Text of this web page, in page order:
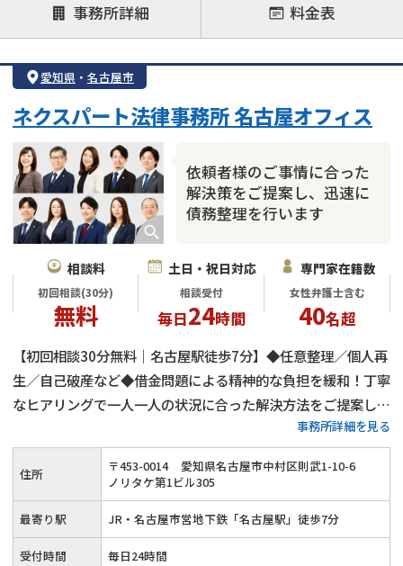
借金返済相談・交渉
自己破産
任意整理
個人再生
会社破産・法人破産
住宅ローン
消費者金融・サラ金
カードローン
事務所詳細 料金表
愛知県 ・ 名古屋市
依頼者様のご事情に合った
解決策をご提案し、迅速に
債務整理を行います
ネクスパート法律事務所 名古屋オフィス
相談料
初回相談(30分)
無料
土日・祝日対応
相談受付
毎日24時間
専門家在籍数
女性弁護士含む
40名超
【初回相談30分無料｜名古屋駅徒歩7分】◆任意整理／個人再
生／自己破産など◆借金問題による精神的な負担を緩和！丁寧
なヒアリングで一人一人の状況に合った解決方法をご提案しま
す◎ご事情によって弁護士費用の分割も可能！借金でお悩みの
方はお気軽にご相談ください≪夜間・土日祝のご相談にも対応
≫
事務所詳細を見る
住所 〒453-0014
愛知県名古屋市中村区則武1-10-6
ノリタケ第1ビル305
最寄り駅 JR・名古屋市営地下鉄「名古屋駅」徒歩7分
受付時間 毎日24時間